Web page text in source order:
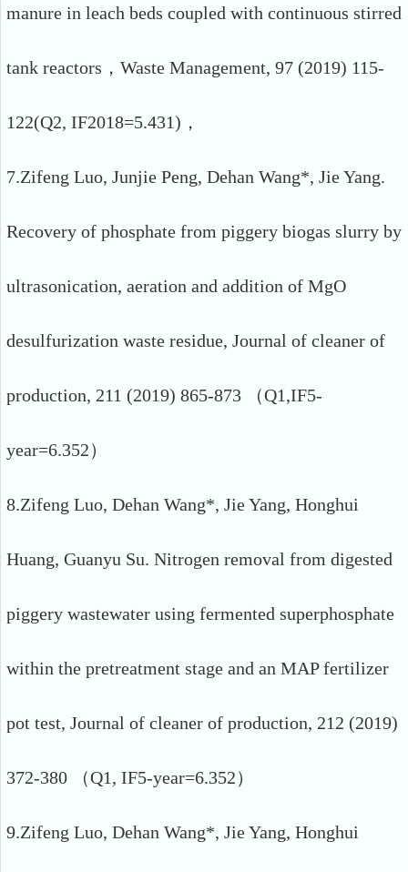
manure in leach beds coupled with continuous stirred
tank reactors，Waste Management, 97 (2019) 115-
122(Q2, IF2018=5.431)，
7.Zifeng Luo, Junjie Peng, Dehan Wang*, Jie Yang.
Recovery of phosphate from piggery biogas slurry by
ultrasonication, aeration and addition of MgO
desulfurization waste residue, Journal of cleaner of
production, 211 (2019) 865-873 （Q1,IF5-
year=6.352）
8.Zifeng Luo, Dehan Wang*, Jie Yang, Honghui
Huang, Guanyu Su. Nitrogen removal from digested
piggery wastewater using fermented superphosphate
within the pretreatment stage and an MAP fertilizer
pot test, Journal of cleaner of production, 212 (2019)
372-380 （Q1, IF5-year=6.352）
9.Zifeng Luo, Dehan Wang*, Jie Yang, Honghui